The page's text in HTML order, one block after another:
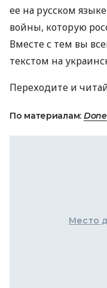
ее на русском
войны, которую
Вместе с тем вы
текстом на
Переходите и
По материалам: Done
Место